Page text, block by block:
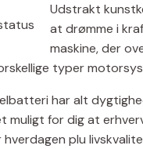
Udstrakt
at drømme i
maskine, der
typer
har alt
muligt for dig at
plu